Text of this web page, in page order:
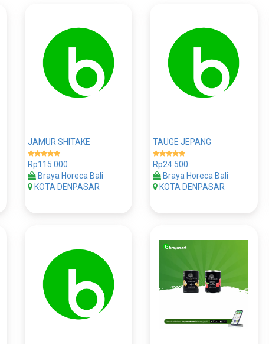
JAMUR SHITAKE
Rp115.000
Braya Horeca Bali
KOTA DENPASAR
TAUGE JEPANG
Rp24.500
Braya Horeca Bali
KOTA DENPASAR